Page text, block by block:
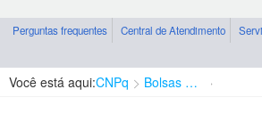
Perguntas frequentes Central de Atendimento
Você está aqui:CNPq Bolsas e Auxílios Vigentes